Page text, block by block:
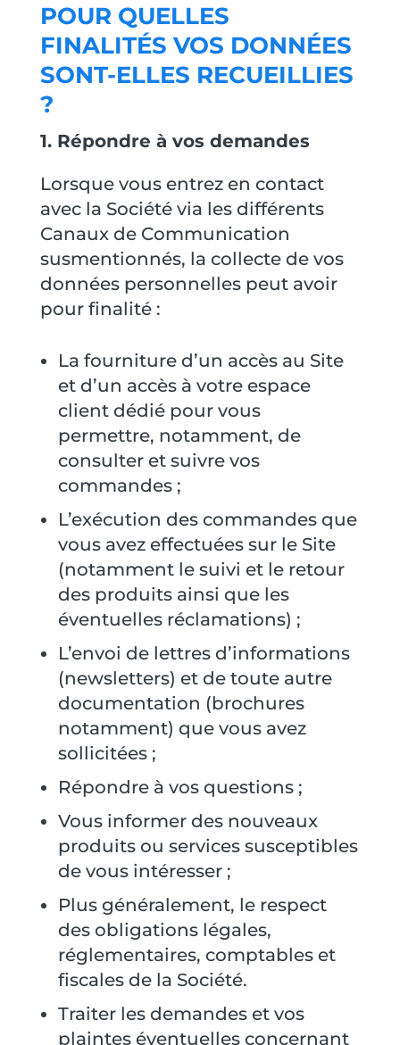
POUR QUELLES
FINALITÉS VOS DONNÉES
SONT-ELLES RECUEILLIES
?
1. Répondre à vos demandes
Lorsque vous entrez en contact
avec la Société via les différents
Canaux de Communication
susmentionnés, la collecte de vos
données personnelles peut avoir
pour finalité :
La fourniture d’un accès au Site
et d’un accès à votre espace
client dédié pour vous
permettre, notamment, de
consulter et suivre vos
commandes ;
L’exécution des commandes que
vous avez effectuées sur le Site
(notamment le suivi et le retour
des produits ainsi que les
éventuelles réclamations) ;
L’envoi de lettres d’informations
(newsletters) et de toute autre
documentation (brochures
notamment) que vous avez
sollicitées ;
Répondre à vos questions ;
Vous informer des nouveaux
produits ou services susceptibles
de vous intéresser ;
Plus généralement, le respect
des obligations légales,
réglementaires, comptables et
fiscales de la Société.
Traiter les demandes et vos
plaintes éventuelles concernant